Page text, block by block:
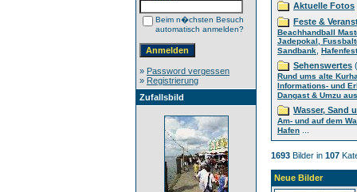
Beim n�chsten Besuch
automatisch anmelden?
» Password vergessen
» Registrierung
Zufallsbild
Aktuelle Fotos
Feste &
Beachhandball
Jadepokal,
Sandbank
Sehenswertes
Rund ums alte
Informations- und
Dangast & Umzu
Wasser, Sand
Am- und auf dem
Hafen
1693 Bilder in 107
Neue Bilder